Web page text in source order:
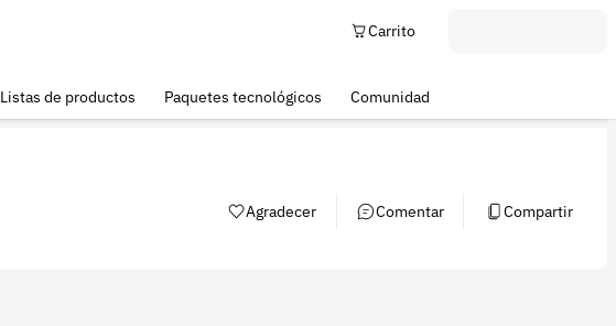
Carrito
Listas de productos Paquetes tecnológicos Comunidad
Agradecer Comentar Compartir